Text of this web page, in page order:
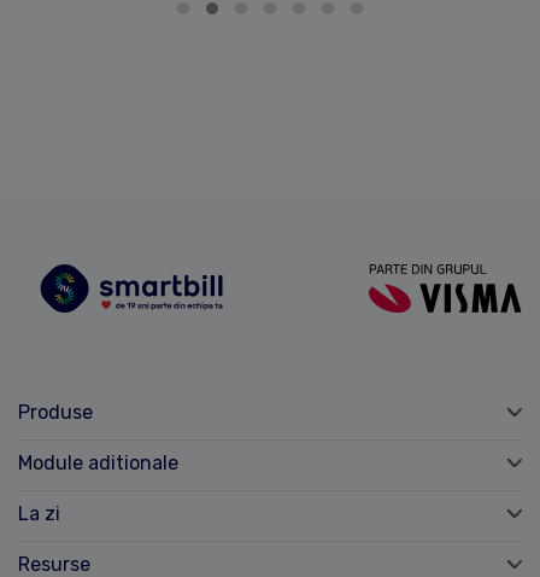
Produse
Module aditionale
La zi
Resurse